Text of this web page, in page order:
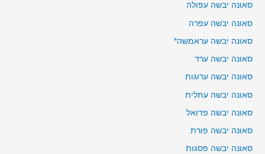
סאונה יבשה עפולה
סאונה יבשה עפרה
סאונה יבשה עראמשה*
סאונה יבשה ערד
סאונה יבשה ערוגות
סאונה יבשה עתלית
סאונה יבשה פדואל
סאונה יבשה פורת
סאונה יבשה פסגות